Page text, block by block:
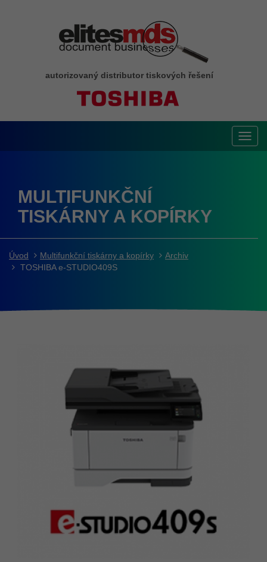
autorizovaný distributor tiskových řešení
MULTIFUNKČNÍ
TISKÁRNY A KOPÍRKY
Úvod Multifunkční tiskárny a kopírky
Archiv
TOSHIBA e-STUDIO409S